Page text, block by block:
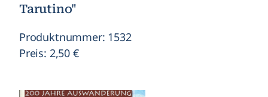
Tarutino"
Produktnummer: 1532
Preis: 2,50 €